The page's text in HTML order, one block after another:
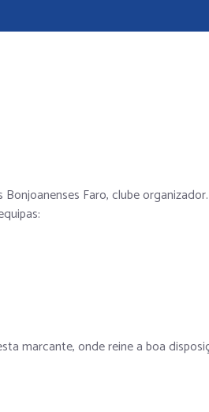
Faro, clube organizador.
marcante, onde reine a boa